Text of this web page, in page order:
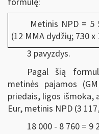
Metinis NPD = 5
(12 MMA dydžių; 730 x
3 pavyzdys.
Pagal šią
metinės pajamos
priedais, ligos išmoka,
Eur, metinis NPD (3
18 000 - 8 760 = 9